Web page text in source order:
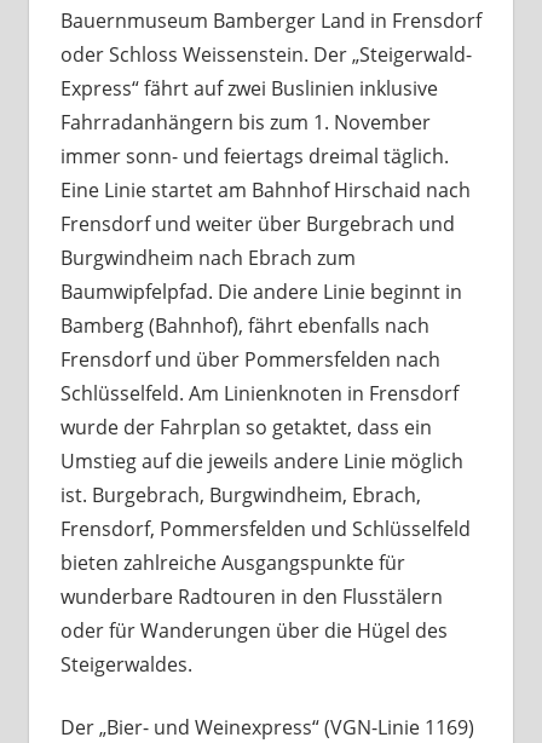
Bauernmuseum Bamberger Land in Frensdorf
oder Schloss Weissenstein. Der „Steigerwald-
Express“ fährt auf zwei Buslinien inklusive
Fahrradanhängern bis zum 1. November
immer sonn- und feiertags dreimal täglich.
Eine Linie startet am Bahnhof Hirschaid nach
Frensdorf und weiter über Burgebrach und
Burgwindheim nach Ebrach zum
Baumwipfelpfad. Die andere Linie beginnt in
Bamberg (Bahnhof), fährt ebenfalls nach
Frensdorf und über Pommersfelden nach
Schlüsselfeld. Am Linienknoten in Frensdorf
wurde der Fahrplan so getaktet, dass ein
Umstieg auf die jeweils andere Linie möglich
ist. Burgebrach, Burgwindheim, Ebrach,
Frensdorf, Pommersfelden und Schlüsselfeld
bieten zahlreiche Ausgangspunkte für
wunderbare Radtouren in den Flusstälern
oder für Wanderungen über die Hügel des
Steigerwaldes.
Der „Bier- und Weinexpress“ (VGN-Linie 1169)